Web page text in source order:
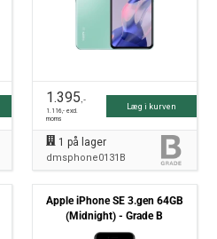
1.395,-
1.116,- excl.
moms
Læg i kurven
1 på lager
dmsphone0131B
Apple iPhone SE 3.gen 64GB
(Midnight) - Grade B